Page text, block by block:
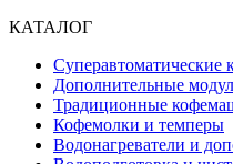
КАТАЛОГ
Дополнительные
Традиционные
Кофемолки и темперы
Водонагреватели и